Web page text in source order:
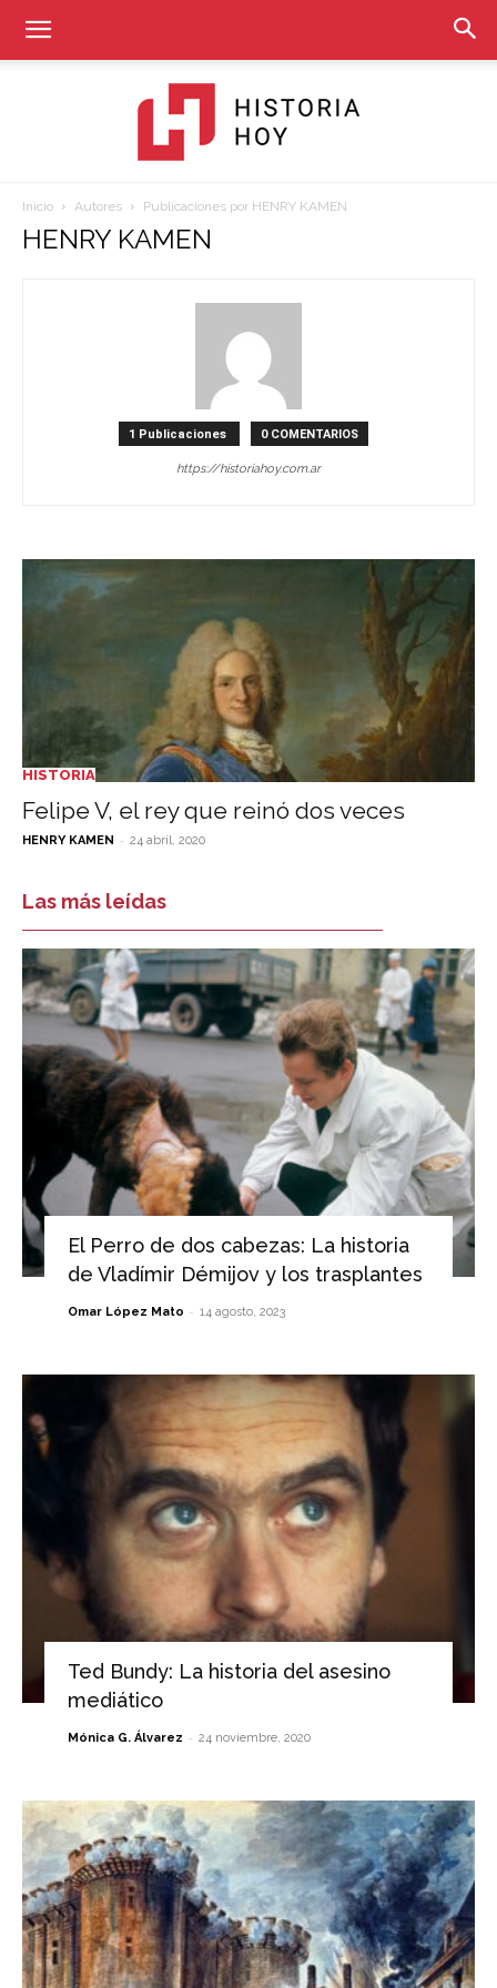
Historia
Inicio Autores Publicaciones por HENRY KAMEN
HENRY KAMEN
1 Publicaciones 0 COMENTARIOS
https://historiahoy.com.ar
HISTORIA
Felipe V, el rey que reinó dos veces
HENRY KAMEN - 24 abril, 2020
Las más leídas
El Perro de dos cabezas: La historia
de Vladímir Démijov y los trasplantes
Omar López Mato - 14 agosto, 2023
Ted Bundy: La historia del asesino
mediático
Mónica G. Álvarez - 24 noviembre, 2020